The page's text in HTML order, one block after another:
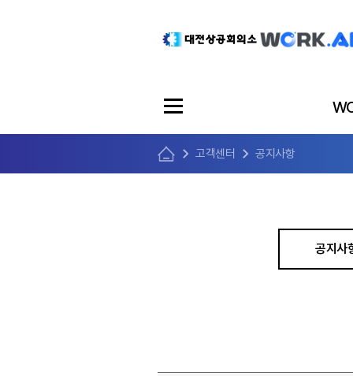
공지사
고객센터 공지사항